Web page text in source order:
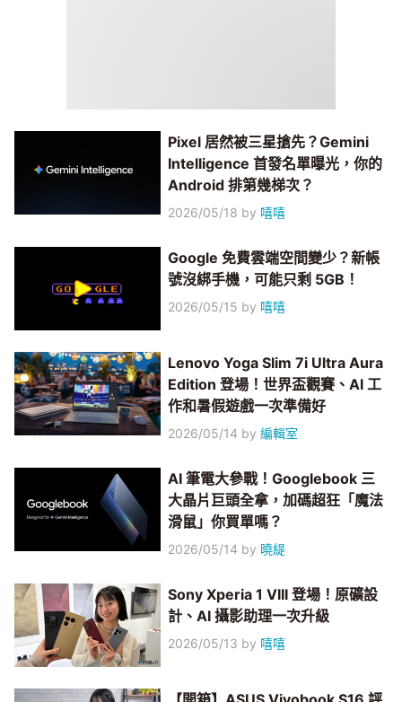
Pixel 居然被三星搶先？Gemini
Intelligence 首發名單曝光，你的
Android 排第幾梯次？
2026/05/18 by 嘻嘻
Google 免費雲端空間變少？新帳
號沒綁手機，可能只剩 5GB！
2026/05/15 by 嘻嘻
Lenovo Yoga Slim 7i Ultra Aura
Edition 登場！世界盃觀賽、AI 工
作和暑假遊戲一次準備好
2026/05/14 by編輯室
AI 筆電大參戰！Googlebook 三
大晶片巨頭全拿，加碼超狂「魔法
滑鼠」你買單嗎？
2026/05/14 by 曉緹
Sony Xperia 1 VIII 登場！原礦設
計、AI 攝影助理一次升級
2026/05/13 by 嘻嘻